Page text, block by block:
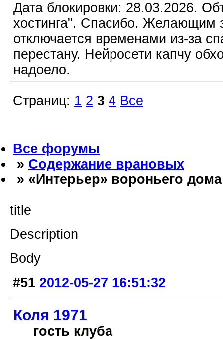
Дата блокировки: 28.03.2026.
хостинга". Спасибо. Желающим
отключается временами из-за
перестану. Нейросети капчу
надоело.
Страниц: 1 2 3 4 Все
Все форумы
» Содержание врановых
» «Интерьер» вороньего дома
title
Description
Body
#51 2012-05-27 16:51:32
Коля 1971
гость клуба